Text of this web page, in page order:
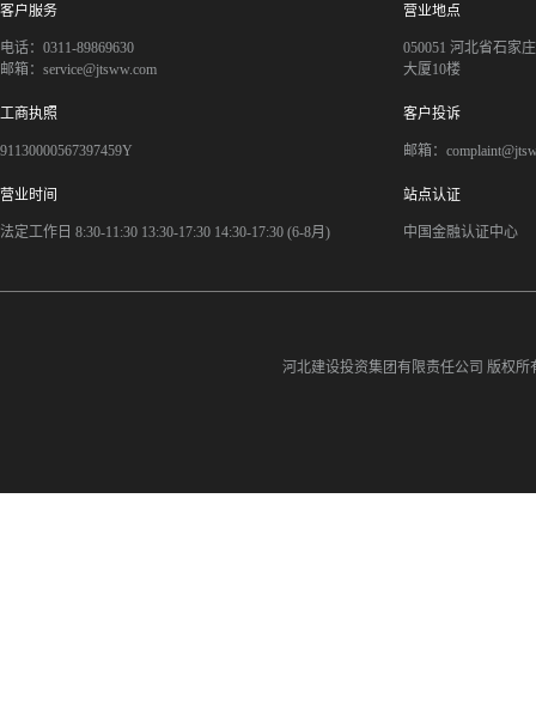
客户服务
电话：0311-89869630
邮箱：service@jtsww.com
营业地点
050051 河北省石家
大厦10楼
工商执照
91130000567397459Y
客户投诉
邮箱：
营业时间
法定工作日 8:30-11:30 13:30-17:30 14:30-17:30 (6-8月)
站点认证
中国金融认证中心
河北建设投资集团有限责任公司 版权所